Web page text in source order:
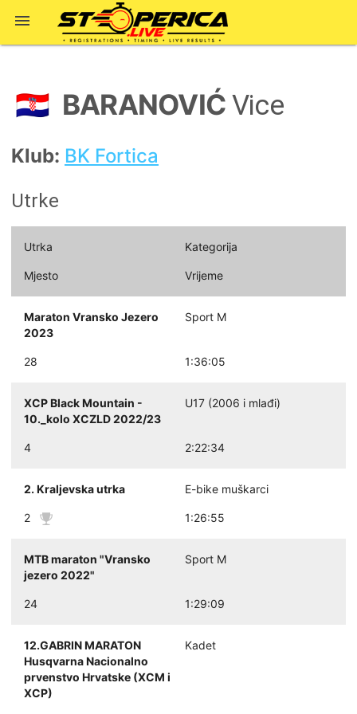

🇭🇷 BARANOVIĆVice
Klub: BK Fortica
Utrke
Utrka Kategorija
Mjesto Vrijeme
Maraton Vransko Jezero
2023
Sport M
28 1:36:05
XCP Black Mountain -
10._kolo XCZLD 2022/23
U17 (2006 i mlađi)
4 2:22:34
2. Kraljevska utrka E-bike muškarci
2 1:26:55
MTB maraton "Vransko
jezero 2022"
Sport M
24 1:29:09
12.GABRIN MARATON
Husqvarna Nacionalno
prvenstvo Hrvatske (XCM i
XCP)
Kadet